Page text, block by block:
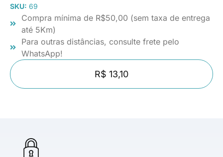
SKU: 69
Compra mínima de R$50,00 (sem taxa de entrega
até 5Km)
Para outras distâncias, consulte frete pelo
WhatsApp!
R$ 13,10